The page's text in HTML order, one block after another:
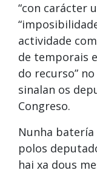
“con carácter
actividade
de temporais
do recurso”
sinalan os
Congreso.
Nunha
polos
hai xa dous